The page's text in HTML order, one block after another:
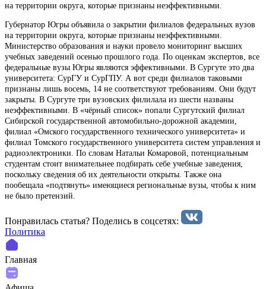
на территории округа, которые признаны неэффективными.
Губернатор Югры объявила о закрытии филиалов федеральных вузов
на территории округа, которые признаны неэффективными.
Министерство образования и науки провело мониторинг высших
учебных заведений осенью прошлого года. По оценкам экспертов, все
федеральные вузы Югры являются эффективными. В Сургуте это два
университета: СурГУ и СурГПУ. А вот среди филиалов таковыми
признаны лишь восемь, 14 не соответствуют требованиям. Они будут
закрыты. В Сургуте три вузовских филилала из шести названы
неэффективными. В «чёрный список» попали Сургутский филиал
Сибирской государственной автомобильно-дорожной академии,
филиал «Омского государственного технического университета» и
филиал Томского государственного университета систем управления и
радиоэлектроники. По словам Натальи Комаровой, потенциальным
студентам стоит внимательнее подбирать себе учебные заведения,
поскольку сведения об их деятельности открыты. Также она
пообещала «подтянуть» имеющиеся региональные вузы, чтобы к ним
не было претензий.
Понравилась статья? Поделиcь в соцсетях:
Политика
Главная